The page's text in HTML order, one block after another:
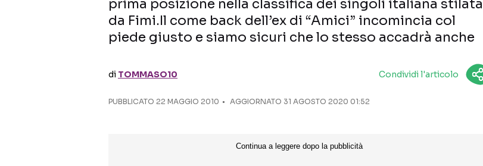
prima posizione nella classifica dei singoli italiana stilata
da Fimi.Il come back dell’ex di “Amici” incomincia col
piede giusto e siamo sicuri che lo stesso accadrà anche
di TOMMASO10 Condividi l'articolo
PUBBLICATO 22 MAGGIO 2010 AGGIORNATO 31 AGOSTO 2020 01:52